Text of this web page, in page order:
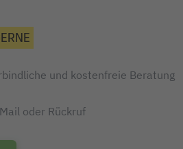
und kostenfreie Beratung
oder Rückruf